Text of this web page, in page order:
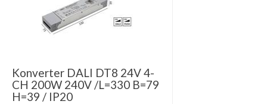
Konverter DALI DT8 24V 4-
CH 200W 240V /L=330 B=79
H=39 / IP20